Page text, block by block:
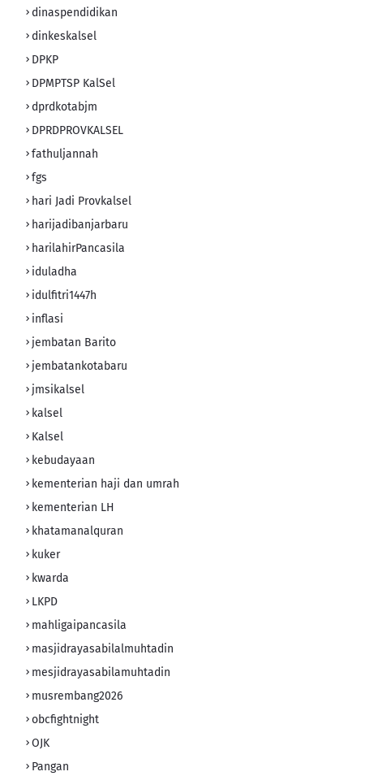
dinaspendidikan
dinkeskalsel
DPKP
DPMPTSP KalSel
dprdkotabjm
DPRDPROVKALSEL
fathuljannah
fgs
hari Jadi Provkalsel
harijadibanjarbaru
harilahirPancasila
iduladha
idulfitri1447h
inflasi
jembatan Barito
jembatankotabaru
jmsikalsel
kalsel
Kalsel
kebudayaan
kementerian haji dan umrah
kementerian LH
khatamanalquran
kuker
kwarda
LKPD
mahligaipancasila
masjidrayasabilalmuhtadin
mesjidrayasabilamuhtadin
musrembang2026
obcfightnight
OJK
Pangan